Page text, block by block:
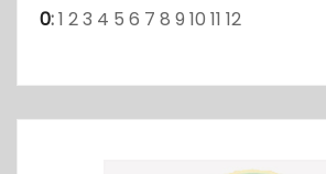
0:1 23 4 5 6 7 8 9 10 11 12